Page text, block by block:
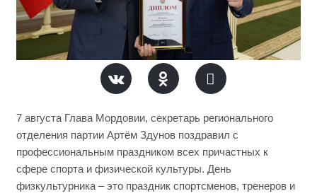
7 августа Глава Мордовии, секретарь регионального
отделения партии Артём Здунов поздравил с
профессиональным праздником всех причастных к
сфере спорта и физической культуры. День
физкультурника – это праздник спортсменов, тренеров и